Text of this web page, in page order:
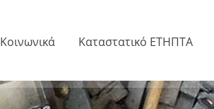
Κοινωνικά Καταστατικό ΕΤΗΠΤΑ